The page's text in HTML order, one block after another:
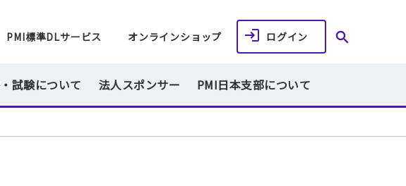
PMI標準DLサービス オンラインショップ ログイン
試験について 法人スポンサー PMI日本支部について